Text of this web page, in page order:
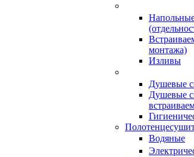
монтажа)
Изливы
Душевые
Душевые
ㅤВодяные
ㅤ